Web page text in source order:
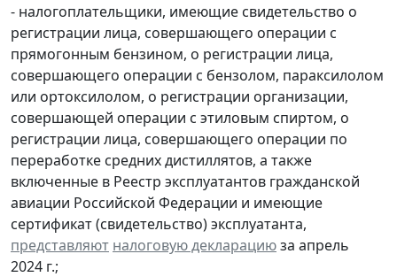
- налогоплательщики, имеющие свидетельство о
регистрации лица, совершающего операции с
прямогонным бензином, о регистрации лица,
совершающего операции с бензолом, параксилолом
или ортоксилолом, о регистрации организации,
совершающей операции с этиловым спиртом, о
регистрации лица, совершающего операции по
переработке средних дистиллятов, а также
включенные в Реестр эксплуатантов гражданской
авиации Российской Федерации и имеющие
сертификат (свидетельство) эксплуатанта,
представляют налоговую декларациюза апрель
2024 г.;